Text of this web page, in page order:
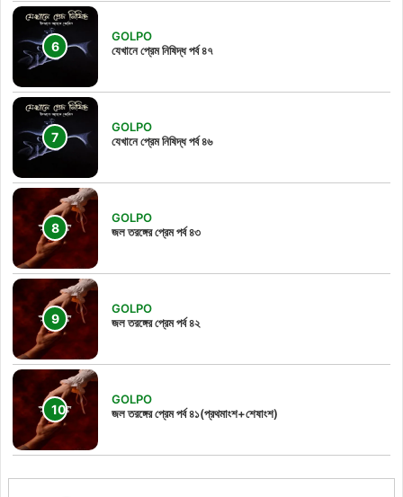
GOLPO
যেখানে প্রেম নিষিদ্ধ পর্ব ৪৭
GOLPO
যেখানে প্রেম নিষিদ্ধ পর্ব ৪৬
GOLPO
জল তরঙ্গের প্রেম পর্ব ৪৩
GOLPO
জল তরঙ্গের প্রেম পর্ব ৪২
GOLPO
জল তরঙ্গের প্রেম পর্ব ৪১(প্রথমাংশ+শেষাংশ)